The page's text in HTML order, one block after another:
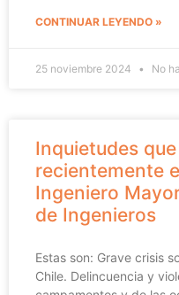
CONTINUAR LEYENDO »
25 noviembre 2024 No
Inquietudes
recientemente
Ingeniero
de Ingenieros
Estas son: Grave crisis
Chile. Delincuencia y